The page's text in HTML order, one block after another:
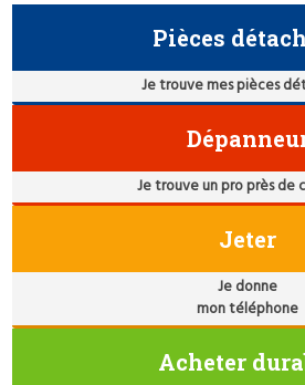
Pièces
Je trouve mes pièces
Je trouve un pro près de
Jeter
Je donne
mon téléphone
Acheter